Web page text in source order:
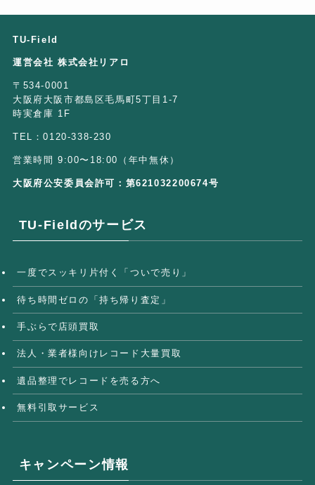
TU-Field
運営会社 株式会社リアロ
〒534-0001
大阪府大阪市都島区毛馬町5丁目1-7
時実倉庫 1F
TEL：0120-338-230
営業時間 9:00〜18:00（年中無休）
大阪府公安委員会許可：第621032200674号
TU-Fieldのサービス
一度でスッキリ片付く「ついで売り」
待ち時間ゼロの「持ち帰り査定」
手ぶらで店頭買取
法人・業者様向けレコード大量買取
遺品整理でレコードを売る方へ
無料引取サービス
キャンペーン情報